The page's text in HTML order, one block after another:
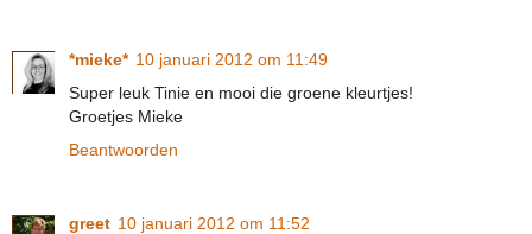
*mieke* 10 januari 2012 om 11:49
Super leuk Tinie en mooi die groene kleurtjes!
Groetjes Mieke
Beantwoorden
greet 10 januari 2012 om 11:52